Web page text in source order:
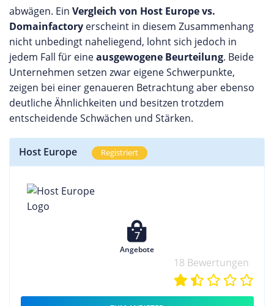
abwägen. Ein Vergleich von Host Europe vs.
Domainfactory erscheint in diesem Zusammenhang
nicht unbedingt naheliegend, lohnt sich jedoch in
jedem Fall für eineausgewogene Beurteilung. Beide
Unternehmen setzen zwar eigene Schwerpunkte,
zeigen bei einer genaueren Betrachtung aber ebenso
deutliche Ähnlichkeiten und besitzen trotzdem
entscheidende Schwächen und Stärken.
Host Europe Registriert
7
Angebote
18 Bewertungen